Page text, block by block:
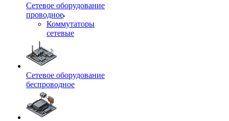
Сетевое оборудование
проводное
Коммутаторы
сетевые
Сетевое оборудование
беспроводное